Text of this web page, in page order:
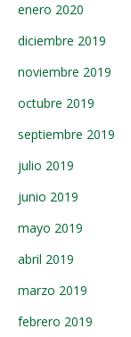
enero 2020
diciembre 2019
noviembre 2019
octubre 2019
septiembre 2019
julio 2019
junio 2019
mayo 2019
abril 2019
marzo 2019
febrero 2019